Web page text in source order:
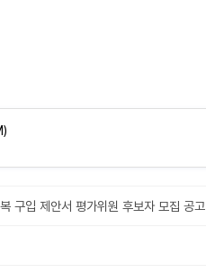
구입 제안서 평가위원 후보자 모집 공고